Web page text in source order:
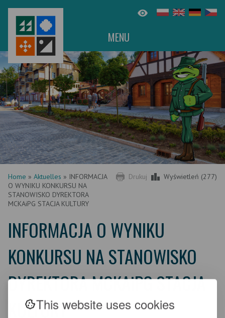
This website uses cookies
MENU
Drukuj Wyświetleń (277)
Home » Aktuelles » INFORMACJA
O WYNIKU KONKURSU NA
STANOWISKO DYREKTORA
MCKAiPG STACJA KULTURY
INFORMACJA O WYNIKU
KONKURSU NA STANOWISKO
DYREKTORA MCKAiPG STACJA
KULTURY